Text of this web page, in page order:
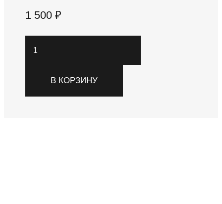
1 500₽
товара
цветочным
В КОРЗИНУ